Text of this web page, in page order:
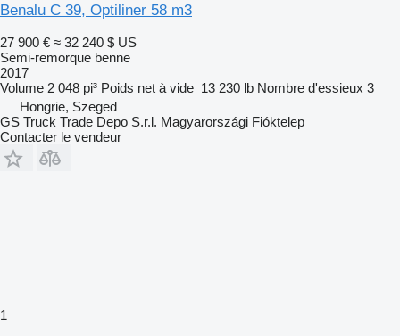
Benalu C 39, Optiliner 58 m3
27 900 € ≈ 32 240 $ US
Semi-remorque benne
2017
Volume 2 048 pi³ Poids net à vide 13 230 lb Nombre d'essieux 3
Hongrie, Szeged
GS Truck Trade Depo S.r.l. Magyarországi Fióktelep
Contacter le vendeur
1